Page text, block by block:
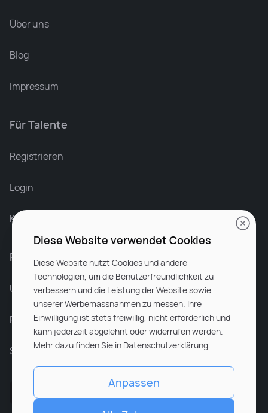
Über uns
Blog
Impressum
Für Talente
Registrieren
Login
Karriere bei Rocken
Für Unternehmen
Unsere Dienstleistungen
Partnerunternehmen
Sitemap
Diese Website verwendet Cookies
Diese Website nutzt Cookies und andere
Technologien, um die Benutzerfreundlichkeit zu
verbessern und die Leistung der Website sowie
unserer Werbemassnahmen zu messen. Ihre
Einwilligung ist stets freiwillig, nicht erforderlich und
kann jederzeit abgelehnt oder widerrufen werden.
Mehr dazu finden Sie in Datenschutzerklärung.
Anpassen